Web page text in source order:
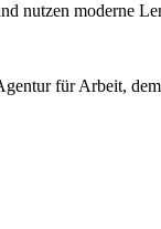
nutzen moderne
für Arbeit,